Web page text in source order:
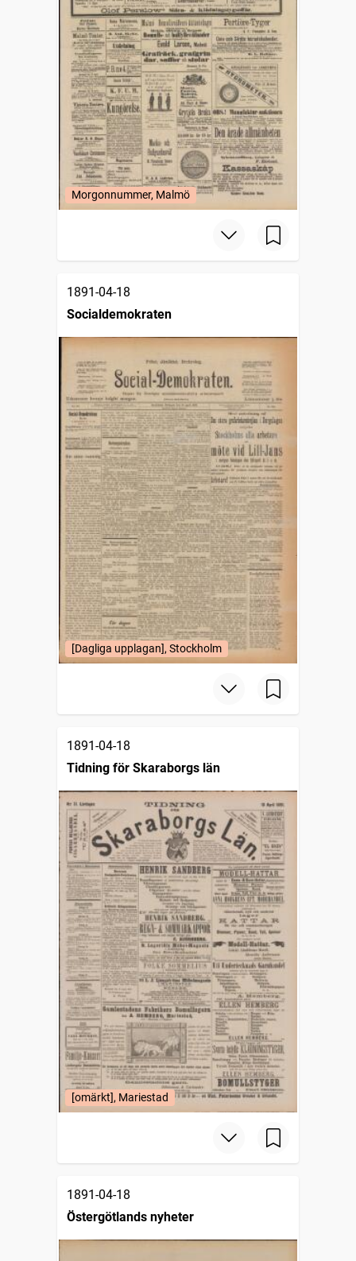
Morgonnummer, Malmö
1891-04-18
Socialdemokraten
[Dagliga upplagan], Stockholm
1891-04-18
Tidning för Skaraborgs län
[omärkt], Mariestad
1891-04-18
Östergötlands nyheter